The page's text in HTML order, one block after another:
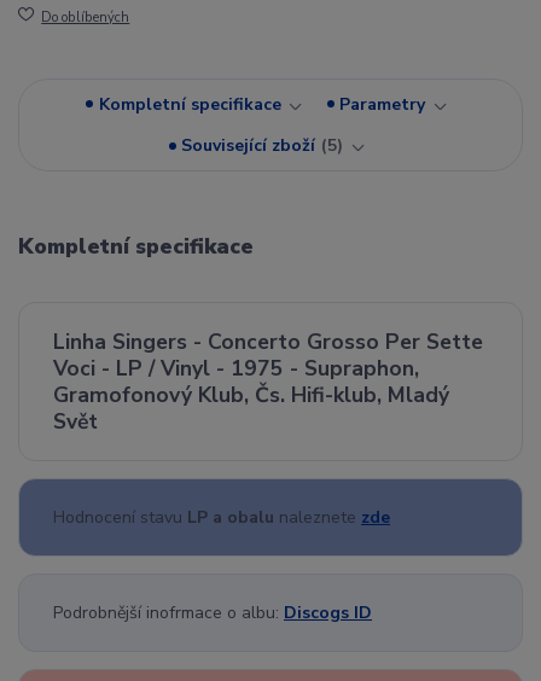
Do oblíbených
Kompletní specifikace
Parametry
Související zboží 5
Kompletní specifikace
Linha Singers - Concerto Grosso Per Sette
Voci - LP / Vinyl - 1975 - Supraphon,
Gramofonový Klub, Čs. Hifi-klub, Mladý
Svět
Hodnocení stavu LP a obalu naleznete zde
Podrobnější inofrmace o albu: Discogs ID